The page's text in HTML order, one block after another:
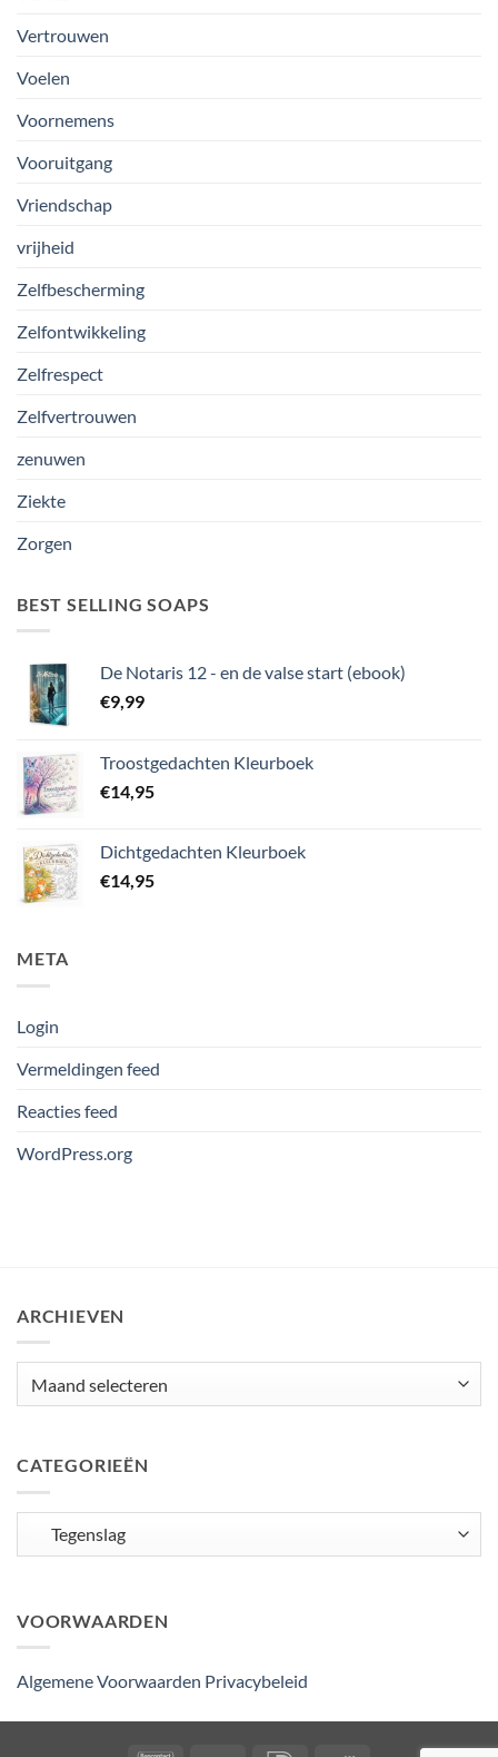
Vertrouwen
Voelen
Voornemens
Vooruitgang
Vriendschap
vrijheid
Zelfbescherming
Zelfontwikkeling
Zelfrespect
Zelfvertrouwen
zenuwen
Ziekte
Zorgen
BEST SELLING SOAPS
De Notaris 12 - en de valse start (ebook)
€9,99
Troostgedachten Kleurboek
€14,95
Dichtgedachten Kleurboek
€14,95
META
Login
Vermeldingen feed
Reacties feed
WordPress.org
ARCHIEVEN
CATEGORIEËN
VOORWAARDEN
Algemene Voorwaarden Privacybeleid